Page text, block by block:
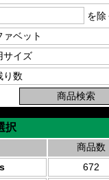
を除
択
商品数
672